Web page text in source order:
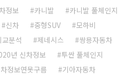
정보 카니발
카니발 풀체인지
신차 중형SUV
모하비
교분석 제네시스
쌍용자동차
년 신차정보
투싼 풀체인지
정보연못구름 기아자동차